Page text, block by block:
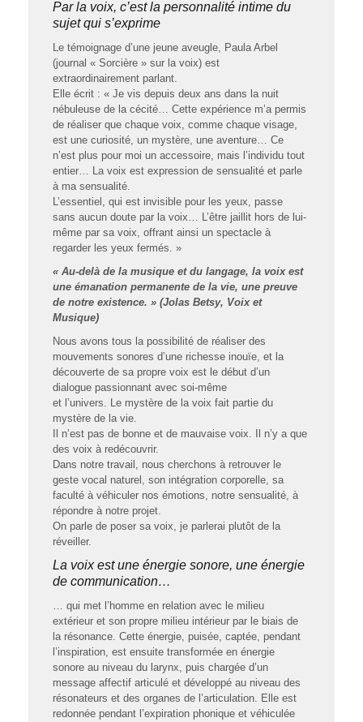
Par la voix, c’est la personnalité intime du
sujet qui s’exprime
Le témoignage d’une jeune aveugle, Paula Arbel
(journal « Sorcière » sur la voix) est
extraordinairement parlant.
Elle écrit : « Je vis depuis deux ans dans la nuit
nébuleuse de la cécité… Cette expérience m’a permis
de réaliser que chaque voix, comme chaque visage,
est une curiosité, un mystère, une aventure… Ce
n’est plus pour moi un accessoire, mais l’individu tout
entier… La voix est expression de sensualité et parle
à ma sensualité.
L’essentiel, qui est invisible pour les yeux, passe
sans aucun doute par la voix… L’être jaillit hors de lui-
même par sa voix, offrant ainsi un spectacle à
regarder les yeux fermés. »
« Au-delà de la musique et du langage, la voix est
une émanation permanente de la vie, une preuve
de notre existence. » (Jolas Betsy, Voix et
Musique)
Nous avons tous la possibilité de réaliser des
mouvements sonores d’une richesse inouïe, et la
découverte de sa propre voix est le début d’un
dialogue passionnant avec soi-même
et l’univers. Le mystère de la voix fait partie du
mystère de la vie.
Il n’est pas de bonne et de mauvaise voix. Il n’y a que
des voix à redécouvrir.
Dans notre travail, nous cherchons à retrouver le
geste vocal naturel, son intégration corporelle, sa
faculté à véhiculer nos émotions, notre sensualité, à
répondre à notre projet.
On parle de poser sa voix, je parlerai plutôt de la
réveiller.
La voix est une énergie sonore, une énergie
de communication…
… qui met l’homme en relation avec le milieu
extérieur et son propre milieu intérieur par le biais de
la résonance. Cette énergie, puisée, captée, pendant
l’inspiration, est ensuite transformée en énergie
sonore au niveau du larynx, puis chargée d’un
message affectif articulé et développé au niveau des
résonateurs et des organes de l’articulation. Elle est
redonnée pendant l’expiration phonique et véhiculée